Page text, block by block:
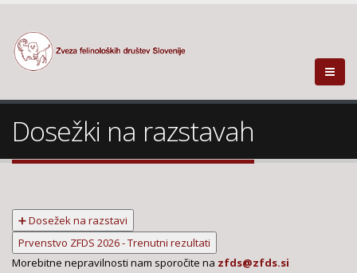
Dosežki na razstavah
➕ Dosežek na razstavi
Prvenstvo ZFDS 2026 - Trenutni rezultati
Morebitne nepravilnosti nam sporočite na zfds@zfds.si